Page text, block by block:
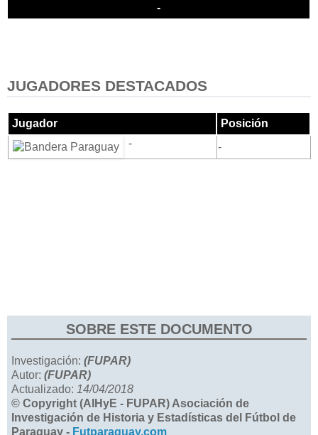
-
JUGADORES DESTACADOS
Jugador
Posición
-
-
SOBRE ESTE DOCUMENTO
Investigación: (FUPAR)
Autor: (FUPAR)
Actualizado: 14/04/2018
© Copyright (AIHyE - FUPAR) Asociación de
Investigación de Historia y Estadísticas del Fútbol de
Paraguay - Futparaguay.com